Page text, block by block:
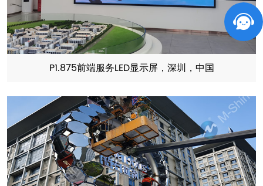
P1.875前端服务LED显示屏，深圳，中国